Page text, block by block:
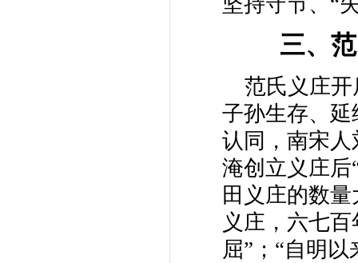
三、
范氏义庄
子孙生存、
认同，南宋
淹创立义庄后
田义庄的数
义庄，六七
屈”；“自明